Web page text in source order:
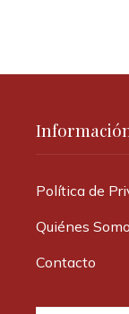
Política de
Quiénes
Contacto